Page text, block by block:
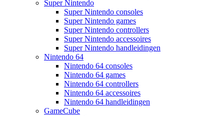
Super Nintendo
Super Nintendo consoles
Super Nintendo games
Super Nintendo controllers
Super Nintendo accessoires
Super Nintendo handleidingen
Nintendo 64
Nintendo 64 consoles
Nintendo 64 games
Nintendo 64 controllers
Nintendo 64 accessoires
Nintendo 64 handleidingen
GameCube